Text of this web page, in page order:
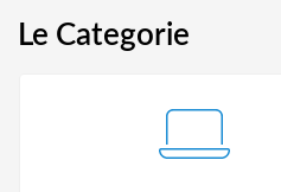
Le Categorie